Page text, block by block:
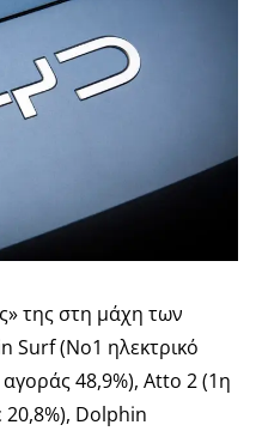
της στη μάχη των
Surf (Νο1 ηλεκτρικό
48,9%), Atto 2 (1η
20,8%), Dolphin